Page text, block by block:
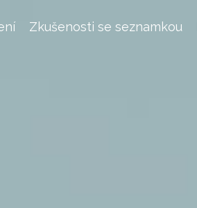
Zkušenosti se seznamkou